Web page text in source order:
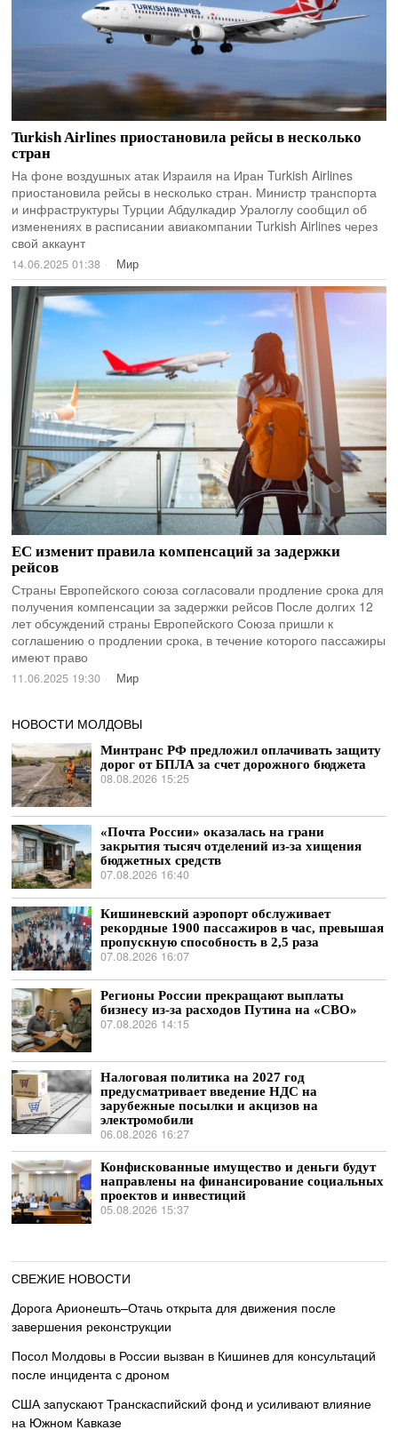
Turkish Airlines приостановила рейсы в несколько
стран
На фоне воздушных атак Израиля на Иран Turkish Airlines
приостановила рейсы в несколько стран. Министр транспорта
и инфраструктуры Турции Абдулкадир Уралоглу сообщил об
изменениях в расписании авиакомпании Turkish Airlines через
свой аккаунт
14.06.2025 01:38 Мир
ЕС изменит правила компенсаций за задержки
рейсов
Страны Европейского союза согласовали продление срока для
получения компенсации за задержки рейсов После долгих 12
лет обсуждений страны Европейского Союза пришли к
соглашению о продлении срока, в течение которого пассажиры
имеют право
11.06.2025 19:30 Мир
НОВОСТИ МОЛДОВЫ
Минтранс РФ предложил оплачивать защиту
дорог от БПЛА за счет дорожного бюджета
08.08.2026 15:25
«Почта России» оказалась на грани
закрытия тысяч отделений из-за хищения
бюджетных средств
07.08.2026 16:40
Кишиневский аэропорт обслуживает
рекордные 1900 пассажиров в час, превышая
пропускную способность в 2,5 раза
07.08.2026 16:07
Регионы России прекращают выплаты
бизнесу из-за расходов Путина на «СВО»
07.08.2026 14:15
Налоговая политика на 2027 год
предусматривает введение НДС на
зарубежные посылки и акцизов на
электромобили
06.08.2026 16:27
Конфискованные имущество и деньги будут
направлены на финансирование социальных
проектов и инвестиций
05.08.2026 15:37
СВЕЖИЕ НОВОСТИ
Дорога Арионешть–Отачь открыта для движения после
завершения реконструкции
Посол Молдовы в России вызван в Кишинев для консультаций
после инцидента с дроном
США запускают Транскаспийский фонд и усиливают влияние
на Южном Кавказе